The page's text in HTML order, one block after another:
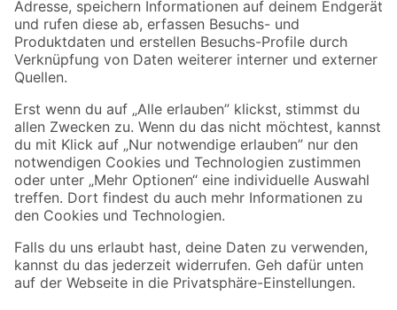
Zahlungsarten Versandarten
Sicher einkaufen
Jetzt die toom-App herunterladen
Alle Preisangaben in EUR inkl. gesetzl. MwSt.. Die dargestellten Angebote sind unter
Umständen nicht in allen Märkten verfügbar. Die angegebenen Verfügbarkeiten beziehen